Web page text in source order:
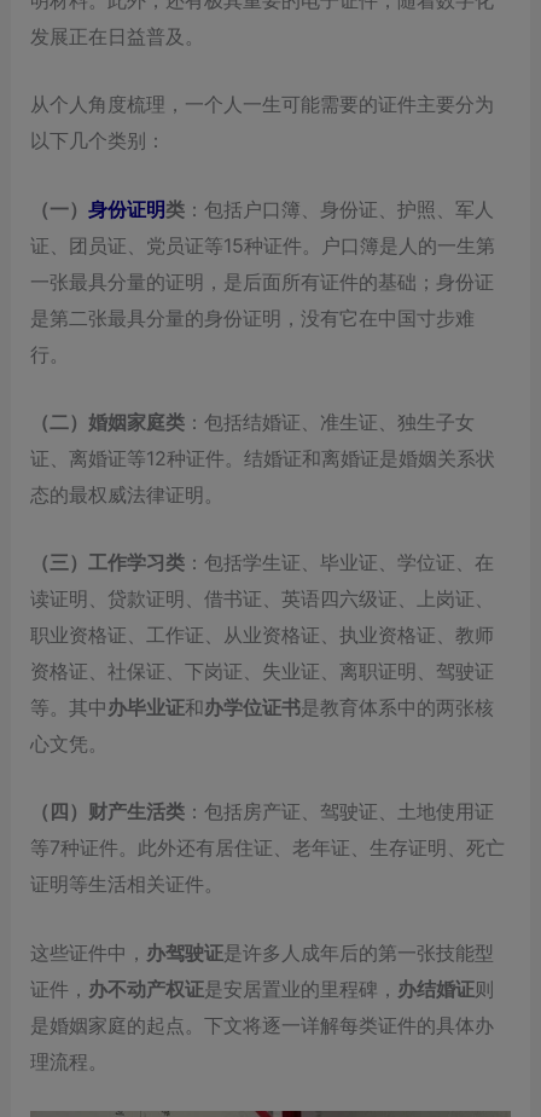
发展正在日益普及。
从个人角度梳理，一个人一生可能需要的证件主要分为
以下几个类别：
（一）身份证明类 ：包括户口簿、身份证、护照、军人
证、团员证、党员证等15种证件。户口簿是人的一生第
一张最具分量的证明，是后面所有证件的基础；身份证
是第二张最具分量的身份证明，没有它在中国寸步难
行。
（二）婚姻家庭类 ：包括结婚证、准生证、独生子女
证、离婚证等12种证件。结婚证和离婚证是婚姻关系状
态的最权威法律证明。
（三）工作学习类 ：包括学生证、毕业证、学位证、在
读证明、贷款证明、借书证、英语四六级证、上岗证、
职业资格证、工作证、从业资格证、执业资格证、教师
资格证、社保证、下岗证、失业证、离职证明、驾驶证
等。其中办毕业证和办学位证书是教育体系中的两张核
心文凭。
（四）财产生活类 ：包括房产证、驾驶证、土地使用证
等7种证件。此外还有居住证、老年证、生存证明、死亡
证明等生活相关证件。
这些证件中， 办驾驶证是许多人成年后的第一张技能型
证件， 办不动产权证是安居置业的里程碑， 办结婚证则
是婚姻家庭的起点。下文将逐一详解每类证件的具体办
理流程。